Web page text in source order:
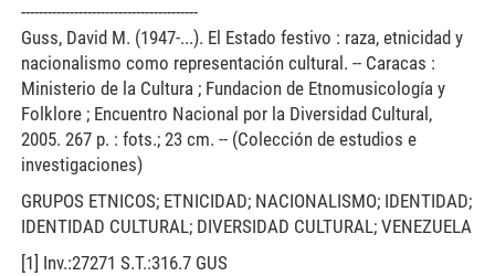
----------------------------------------
Guss, David M. (1947-...). El Estado festivo : raza, etnicidad y
nacionalismo como representación cultural. -- Caracas :
Ministerio de la Cultura ; Fundacion de Etnomusicología y
Folklore ; Encuentro Nacional por la Diversidad Cultural,
2005. 267 p. : fots.; 23 cm. -- (Colección de estudios e
investigaciones)
GRUPOS ETNICOS; ETNICIDAD; NACIONALISMO; IDENTIDAD;
IDENTIDAD CULTURAL; DIVERSIDAD CULTURAL; VENEZUELA
[1] Inv.:27271 S.T.:316.7 GUS